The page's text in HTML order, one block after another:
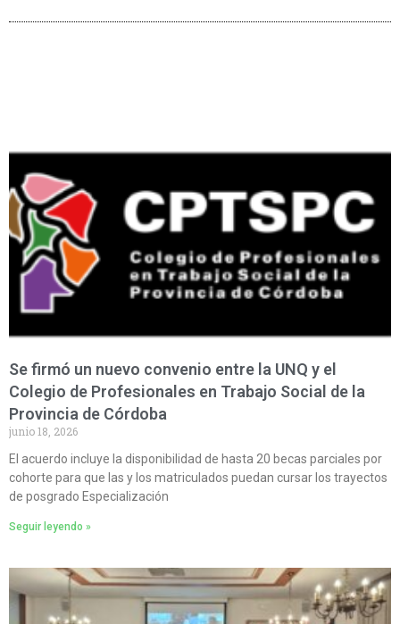
Se firmó un nuevo convenio entre la UNQ y el
Colegio de Profesionales en Trabajo Social de la
Provincia de Córdoba
junio 18, 2026
El acuerdo incluye la disponibilidad de hasta 20 becas parciales por
cohorte para que las y los matriculados puedan cursar los trayectos
de posgrado Especialización
Seguir leyendo »